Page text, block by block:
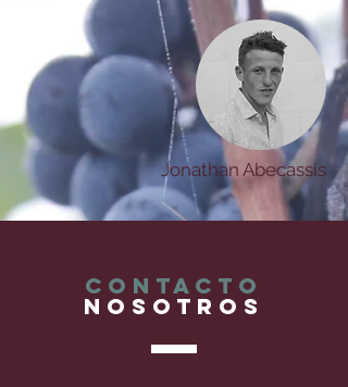
Jonathan Abecassis
CONTACTO
NOSOTROS